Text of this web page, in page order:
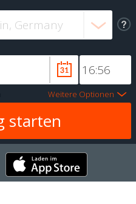
Weitere Optionen